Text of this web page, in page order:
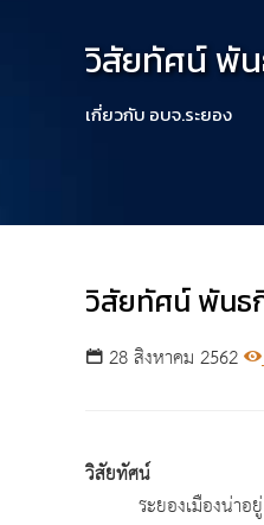
วิสัยทัศน์ พั
เกี่ยวกับ อบจ.ระยอง
วิสัยทัศน์ พันธ
28 สิงหาคม 2562
วิสัยทัศน์
ระยองเมืองน่าอยู่ เ